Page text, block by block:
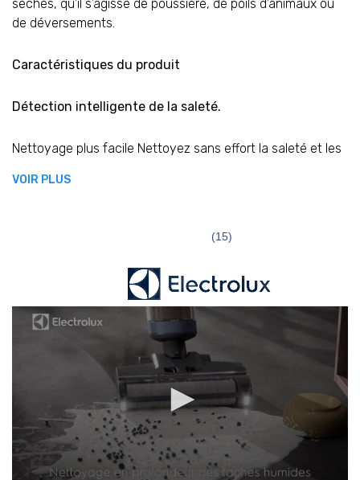
sèches, qu’il s’agisse de poussière, de poils d’animaux ou
de déversements.
Caractéristiques du produit
Détection intelligente de la saleté.
Nettoyage plus facile Nettoyez sans effort la saleté et les
salissures. L’aspirateur Wet & Dry détecte la saleté grâce à
Brosse auto-nettoyante
Nettoyez votre brosse sans vous salir les mains. Activé
par un bouton sur la poignée, le rouleau de la brosse se
met à tourner et de l’eau propre sort pour le nettoyer.
Simultanément, l’aspiration est activée pour aspirer l’eau
Aspiration puissante - surfaces humides et sèches
L’aspiration puissante permet d’obtenir des performances
VOIR PLUS
(15)